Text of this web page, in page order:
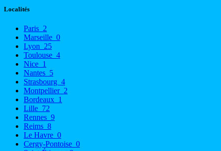
Localités
Paris 2
Marseille 0
Lyon 25
Toulouse 4
Nice 1
Nantes 5
Strasbourg 4
Montpellier 2
Bordeaux 1
Lille 72
Rennes 9
Reims 8
Le Havre 0
Cergy-Pontoise 0